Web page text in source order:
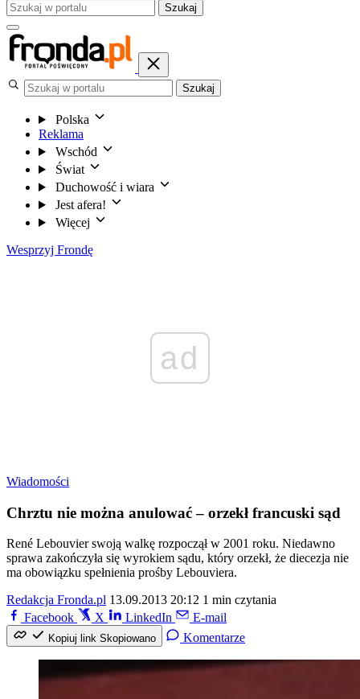
Szukaj
Szukaj
Polska
Reklama
Wschód
Świat
Duchowość i wiara
Jest afera!
Więcej
Wesprzyj Frondę
ad
Wiadomości
Chrztu nie można anulować – orzekł francuski sąd
René Lebouvier swoją walkę rozpoczął w 2001 roku. Niedawno
sprawa zakończyła się wyrokiem sądu, który orzekł, że diecezja nie
ma obowiązku spełnienia prośby Lebouviera.
Redakcja Fronda.pl 13.09.2013 20:12 1 min czytania
Facebook
X LinkedIn E-mail
Kopiuj link Skopiowano Komentarze